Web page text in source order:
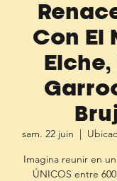
Con El
sam. 22 juin
  |
Imagina reunir en
ÚNICOS entre